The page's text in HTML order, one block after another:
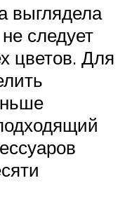
выглядела
следует
цветов. Для